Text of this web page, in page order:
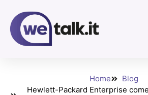
Home
Blog
Hewlett-Packard Enterprise